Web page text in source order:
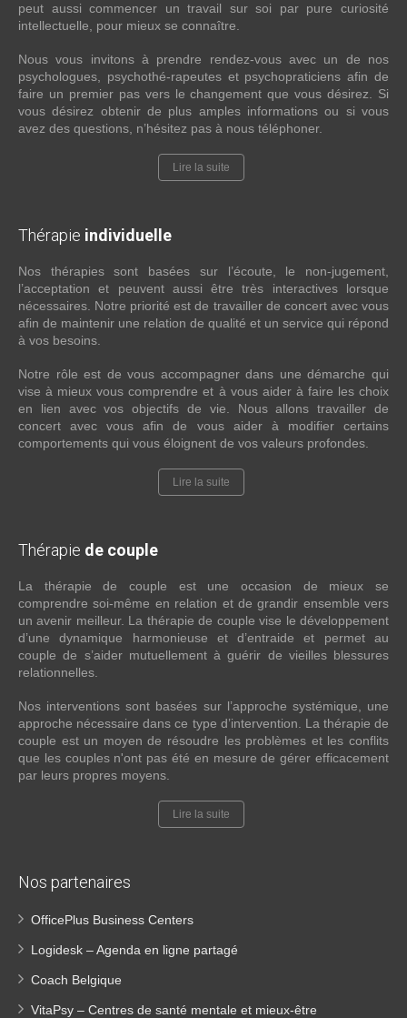
peut aussi commencer un travail sur soi par pure curiosité
intellectuelle, pour mieux se connaître.
Nous vous invitons à prendre rendez-vous avec un de nos
psychologues, psychothé-rapeutes et psychopraticiens afin de
faire un premier pas vers le changement que vous désirez. Si
vous désirez obtenir de plus amples informations ou si vous
avez des questions, n’hésitez pas à nous téléphoner.
Lire la suite
Thérapie individuelle
Nos thérapies sont basées sur l’écoute, le non-jugement,
l’acceptation et peuvent aussi être très interactives lorsque
nécessaires. Notre priorité est de travailler de concert avec vous
afin de maintenir une relation de qualité et un service qui répond
à vos besoins.
Notre rôle est de vous accompagner dans une démarche qui
vise à mieux vous comprendre et à vous aider à faire les choix
en lien avec vos objectifs de vie. Nous allons travailler de
concert avec vous afin de vous aider à modifier certains
comportements qui vous éloignent de vos valeurs profondes.
Lire la suite
Thérapie de couple
La thérapie de couple est une occasion de mieux se
comprendre soi-même en relation et de grandir ensemble vers
un avenir meilleur. La thérapie de couple vise le développement
d’une dynamique harmonieuse et d’entraide et permet au
couple de s’aider mutuellement à guérir de vieilles blessures
relationnelles.
Nos interventions sont basées sur l’approche systémique, une
approche nécessaire dans ce type d’intervention. La thérapie de
couple est un moyen de résoudre les problèmes et les conflits
que les couples n'ont pas été en mesure de gérer efficacement
par leurs propres moyens.
Lire la suite
Nos partenaires
OfficePlus Business Centers
Logidesk – Agenda en ligne partagé
Coach Belgique
VitaPsy – Centres de santé mentale et mieux-être